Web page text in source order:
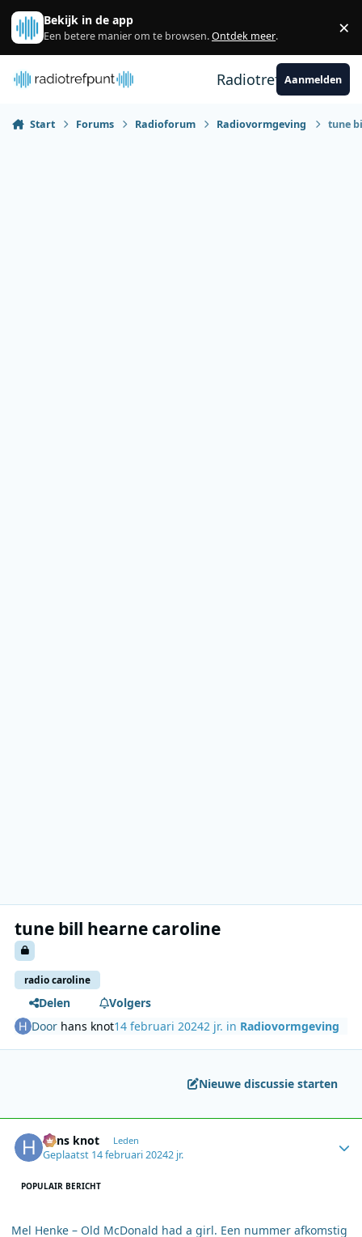
Spring naar bijdragen
Bekijk in de app
Een betere manier om te browsen.Ontdek meer. ×
RadiotrefpuntAanmelden
Start Forums Radioforum Radiovormgeving tune
tune bill hearne caroline
radio caroline
Delen
Volgers
Door hans knot14 februari 20242 jr. in Radiovormgeving
Nieuwe discussie starten
hans knot Leden
Geplaatst 14 februari 20242 jr.
POPULAIR BERICHT
Mel Henke – Old McDonald had a girl. Een nummer afkomstig